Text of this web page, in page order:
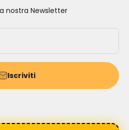
nostra Newsletter
Iscriviti